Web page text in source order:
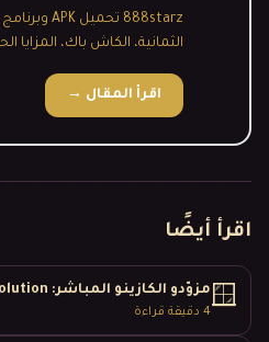
الثمانية، الكاش باك، المزايا
اقرأ المقال →
اقرأ أيضًا
🪟مزوّدو الكازينو المباشر: Evolution وPragmatic Live
4 دقيقة قراءة